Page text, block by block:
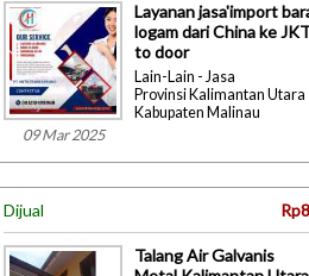
09 Mar 2025
Layanan jasa'import
logam dari China ke
to door
Lain-Lain - Jasa
Provinsi Kalimantan Utara
Kabupaten Malinau
Dijual
Talang Air Galvanis